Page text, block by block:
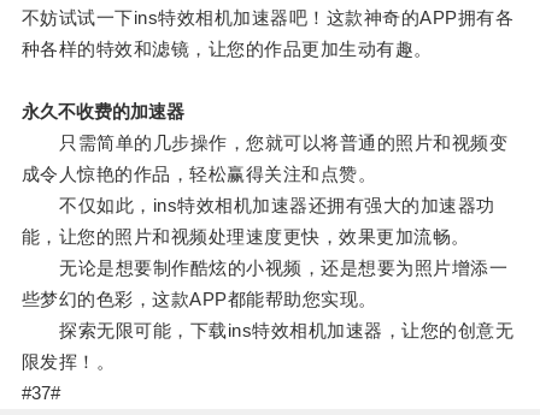
不妨试试一下ins特效相机加速器吧！这款神奇的APP拥有各
种各样的特效和滤镜，让您的作品更加生动有趣。
永久不收费的加速器
只需简单的几步操作，您就可以将普通的照片和视频变
成令人惊艳的作品，轻松赢得关注和点赞。
不仅如此，ins特效相机加速器还拥有强大的加速器功
能，让您的照片和视频处理速度更快，效果更加流畅。
无论是想要制作酷炫的小视频，还是想要为照片增添一
些梦幻的色彩，这款APP都能帮助您实现。
探索无限可能，下载ins特效相机加速器，让您的创意无
限发挥！。
#37#